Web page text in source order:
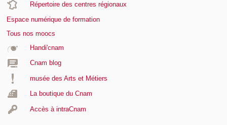
Répertoire des centres régionaux
Espace numérique de formation
Tous nos moocs
Handi'cnam
Cnam blog
musée des Arts et Métiers
La boutique du Cnam
Accès à intraCnam